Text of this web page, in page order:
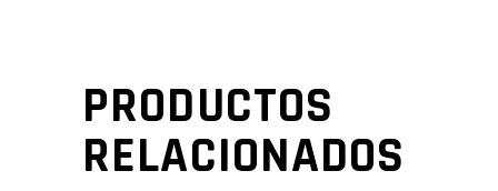
PRODUCTOS
RELACIONADOS